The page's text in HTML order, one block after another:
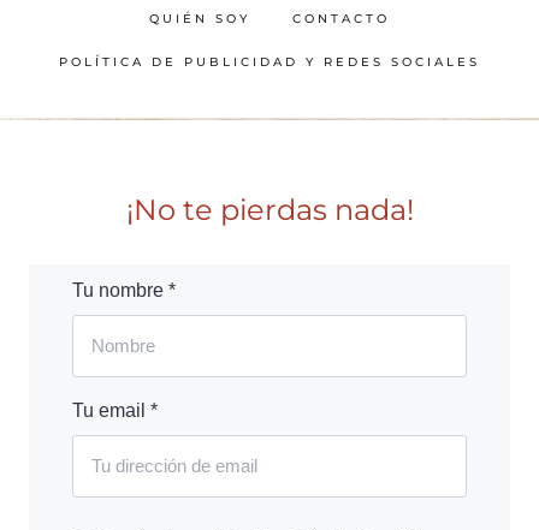
QUIÉN SOY CONTACTO
POLÍTICA DE PUBLICIDAD Y REDES SOCIALES
¡No te pierdas nada!
Tu nombre *
Tu email *